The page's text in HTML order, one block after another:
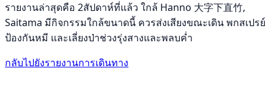
รายงานล่าสุดคือ 2สัปดาห์ที่แล้ว ใกล้ Hanno 大字下直竹,
Saitama มีกิจกรรมใกล้ขนาดนี้ ควรส่งเสียงขณะเดิน พกสเปรย์
ป้องกันหมี และเลี่ยงป่าช่วงรุ่งสางและพลบค่ำ
กลับไปยังรายงานการเดินทาง